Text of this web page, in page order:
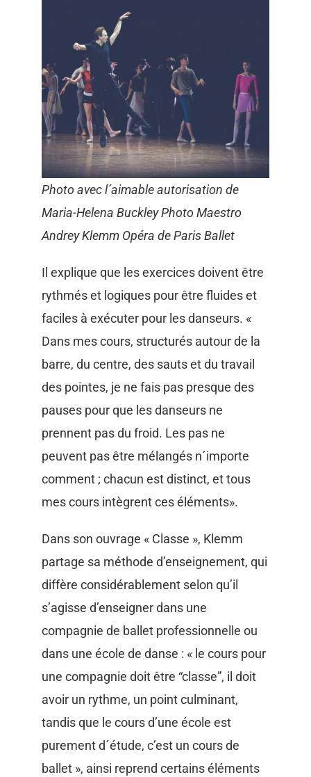
Photo avec l´aimable autorisation de
Maria-Helena Buckley Photo Maestro
Andrey Klemm Opéra de Paris Ballet
Il explique que les exercices doivent être
rythmés et logiques pour être fluides et
faciles à exécuter pour les danseurs. «
Dans mes cours, structurés autour de la
barre, du centre, des sauts et du travail
des pointes, je ne fais pas presque des
pauses pour que les danseurs ne
prennent pas du froid. Les pas ne
peuvent pas être mélangés n´importe
comment ; chacun est distinct, et tous
mes cours intègrent ces éléments».
Dans son ouvrage « Classe », Klemm
partage sa méthode d’enseignement, qui
diffère considérablement selon qu’il
s’agisse d’enseigner dans une
compagnie de ballet professionnelle ou
dans une école de danse : « le cours pour
une compagnie doit être “classe”, il doit
avoir un rythme, un point culminant,
tandis que le cours d’une école est
purement d´étude, c’est un cours de
ballet », ainsi reprend certains éléments